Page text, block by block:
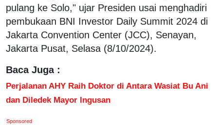
pulang ke Solo," ujar Presiden usai menghadiri
pembukaan BNI Investor Daily Summit 2024 di
Jakarta Convention Center (JCC), Senayan,
Jakarta Pusat, Selasa (8/10/2024).
Baca Juga :
Perjalanan AHY Raih Doktor di Antara Wasiat Bu Ani
dan Diledek Mayor Ingusan
Sponsored